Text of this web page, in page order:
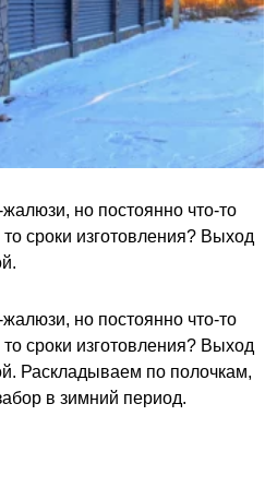
но постоянно что-то
сроки изготовления? Выход
но постоянно что-то
сроки изготовления? Выход
Раскладываем по полочкам,
в зимний период.